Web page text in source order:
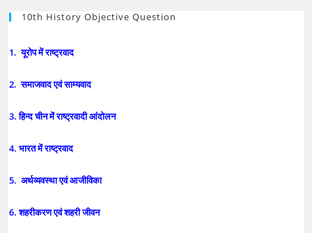
10th History Objective Question
1. यूरोप में राष्ट्रवाद
2. समाजवाद एवं साम्यवाद
3. हिन्द चीन में राष्ट्रवादी आंदोलन
4. भारत में राष्ट्रवाद
5. अर्थव्यवस्था एवं आजीविका
6. शहरीकरण एवं शहरी जीवन